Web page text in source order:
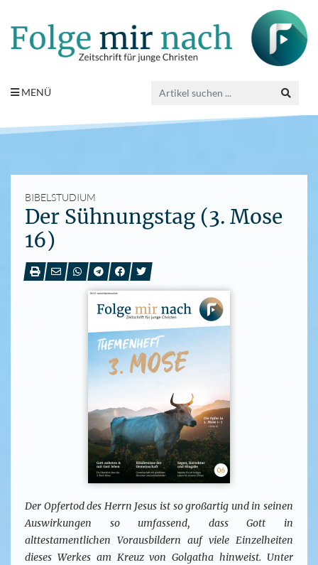
MENÜ
BIBELSTUDIUM
Der Sühnungstag (3. Mose
16)
Der Opfertod des Herrn Jesus ist so großartig und in seinen
Auswirkungen so umfassend, dass Gott in
alttestamentlichen Vorausbildern auf viele Einzelheiten
dieses Werkes am Kreuz von Golgatha hinweist. Unter